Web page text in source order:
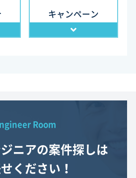
キャンペーン
Room
ニアの案件探しは
ください！